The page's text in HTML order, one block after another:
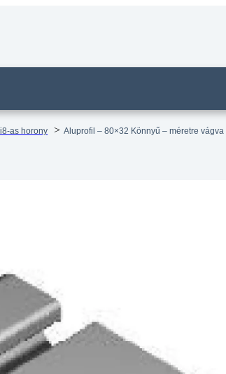
as horony Aluprofil – 80×32 Könnyű – méretre vágva